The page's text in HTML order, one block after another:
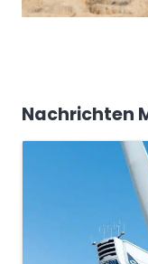
Nachrichten